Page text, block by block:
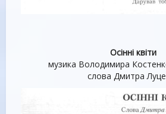
Осінні квіти
музика Володимира
слова Дмитра